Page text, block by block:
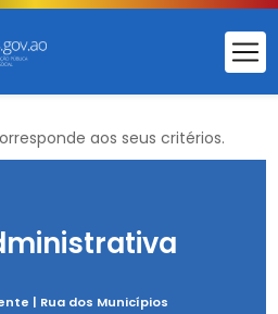
aos seus critérios.
| Rua dos Municípios